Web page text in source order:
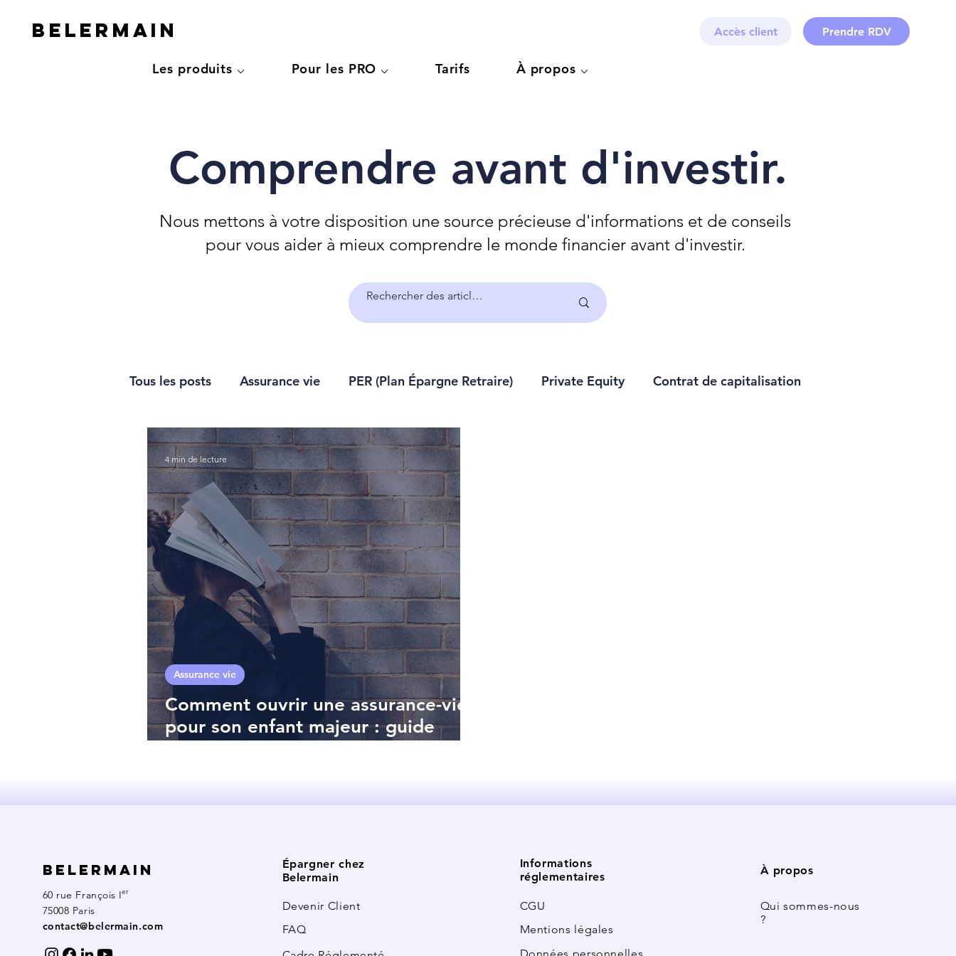
Belermain Accès client Prendre RDV
Les produits ⌵ Pour les PRO ⌵ Tarifs À propos ⌵
Comprendre avant d'investir.
Nous mettons à votre disposition une source précieuse d'informations et de conseils
pour vous aider à mieux comprendre le monde financier avant d'investir.
Tous les posts Assurance vie PER (Plan Épargne Retraire) Private Equity Contrat de capitalisation
Épargner Optimiser sa succession Pour les PRO
Immobilier Impôt
Comment ouvrir une assurance-vie
pour son enfant majeur : guide
Assurance vie
4 min de lecture
Belermain
60 rue François I
75008 Paris
contact@belermain.com
er
Épargner chez
Belermain
Devenir Client
FAQ
Informations
réglementaires
CGU
Mentions légales
À propos
Qui sommes-nous
?